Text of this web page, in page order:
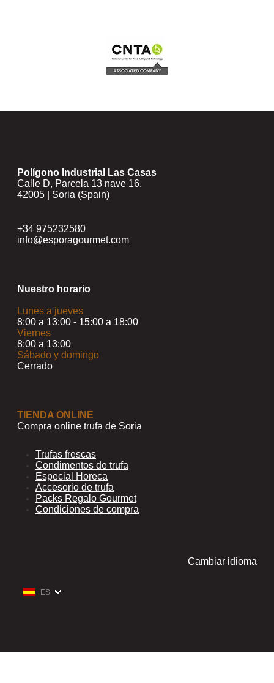
Polígono Industrial Las Casas
Calle D, Parcela 13 nave 16.
42005 | Soria (Spain)
+34 975232580
info@esporagourmet.com
Nuestro horario
Lunes a jueves
8:00 a 13:00 - 15:00 a 18:00
Viernes
8:00 a 13:00
Sábado y domingo
Cerrado
TIENDA ONLINE
Compra online trufa de Soria
Trufas frescas
Condimentos de trufa
Especial Horeca
Accesorio de trufa
Packs Regalo Gourmet
Condiciones de compra
Cambiar idioma
ES